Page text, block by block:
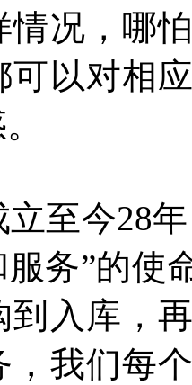
情况，哪
可以对相
至今28
务”的使
到入库，
，我们每